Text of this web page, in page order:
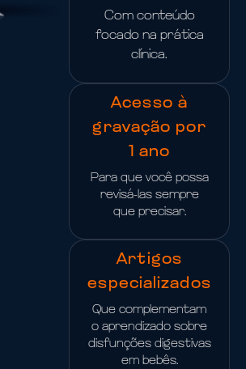
Com conteúdo
focado na prática
clínica.
Acesso à
gravação por
1 ano
Para que você possa
revisá-las sempre
que precisar.
Artigos
especializados
Que complementam
o aprendizado sobre
disfunções digestivas
em bebês.